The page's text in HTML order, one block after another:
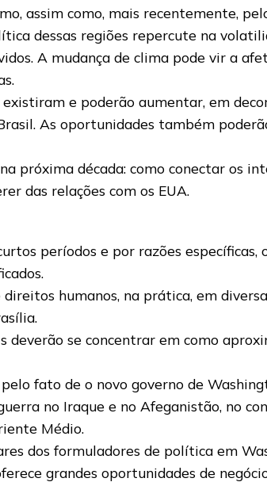
assim como, mais recentemente,
dessas regiões repercute na
A mudança de clima pode vir a
e poderão aumentar, em
As oportunidades também
próxima década: como conectar os
das relações com os EUA.
períodos e por razões
humanos, na prática, em
se concentrar em como
fato de o novo governo de
no Iraque e no Afeganistão, no
Médio.
dos formuladores de política em
grandes oportunidades de